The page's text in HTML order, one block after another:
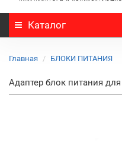
Каталог
Главная БЛОКИ ПИТАНИЯ
Адаптер блок питания